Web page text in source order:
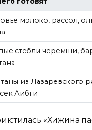
молоко, рассол,
стебли черемши,
из Лазаревского
Аибги
«Хижина